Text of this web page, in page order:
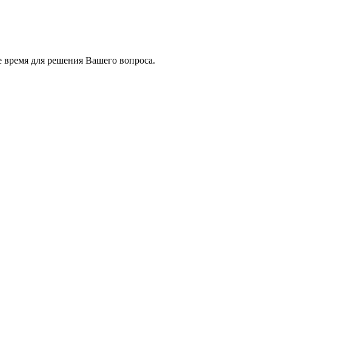
для решения Вашего вопроса.